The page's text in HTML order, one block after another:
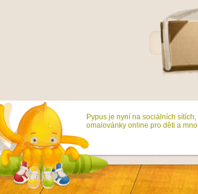
Pypus je nyní na sociálních
omalovánky online pro děti a